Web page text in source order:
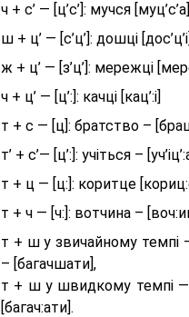
ч + с’ — [ц’с’]: мучся [муц’с’а]
ш + ц’ — [с’ц’]: дошці [дос’ц’і]
ж + ц’ — [з’ц’]: мережці
ч + ц’ — [ц’:]: качці [кац’:і]
т + с — [ц]: братство –
т’ + с’— [ц’:]: учіться –
т + ц — [ц:]: коритце
т + ч — [ч:]: вотчина –
т + ш у звичайному темпі
– [багачшати],
т + ш у швидкому темпі —
[багач:ати].